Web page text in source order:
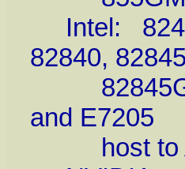
Intel:
82840,
82845G,
and E7205
host to